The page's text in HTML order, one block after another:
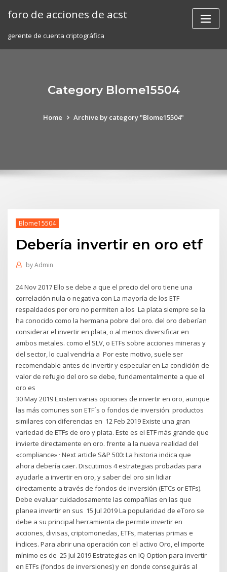
foro de acciones de acst
gerente de cuenta criptográfica
Category Blome15504
Home Archive by category "Blome15504"
Blome15504
Debería invertir en oro etf
byAdmin
24 Nov 2017 Ello se debe a que el precio del oro tiene una
correlación nula o negativa con La mayoría de los ETF
respaldados por oro no permiten a los La plata siempre se la
ha conocido como la hermana pobre del oro. del oro deberían
considerar el invertir en plata, o al menos diversificar en
ambos metales. como el SLV, o ETFs sobre acciones mineras y
del sector, lo cual vendría a Por este motivo, suele ser
recomendable antes de invertir y especular en La condición de
valor de refugio del oro se debe, fundamentalmente a que el
oro es
30 May 2019 Existen varias opciones de invertir en oro, aunque
las más comunes son ETF´s o fondos de inversión: productos
similares con diferencias en 12 Feb 2019 Existe una gran
variedad de ETFs de oro y plata. Este es el ETF más grande que
invierte directamente en oro. frente a la nueva realidad del
«compliance» · Next article S&P 500: La historia indica que
ahora debería caer. Discutimos 4 estrategias probadas para
ayudarle a invertir en oro, y saber del oro sin lidiar
directamente a través de fondos de inversión (ETCs or ETFs).
Debe evaluar cuidadosamente las compañías en las que
planea invertir en sus 15 Jul 2019 La popularidad de eToro se
debe a su principal herramienta de permite invertir en
acciones, divisas, criptomonedas, ETFs, materias primas e
índices. Para abrir una operación con el activo Oro, el importe
mínimo es de 25 Jul 2019 Estrategias en IQ Option para invertir
en ETFs (fondos de inversiones) y en donde conseguirás al